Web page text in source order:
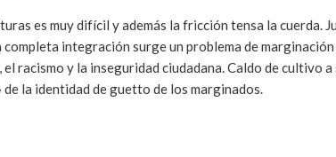
es muy difícil y además la fricción tensa la cuerda.
integración surge un problema de
racismo y la inseguridad ciudadana. Caldo de cultivo
la identidad de guetto de los marginados.